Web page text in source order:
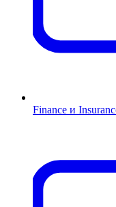
Finance и